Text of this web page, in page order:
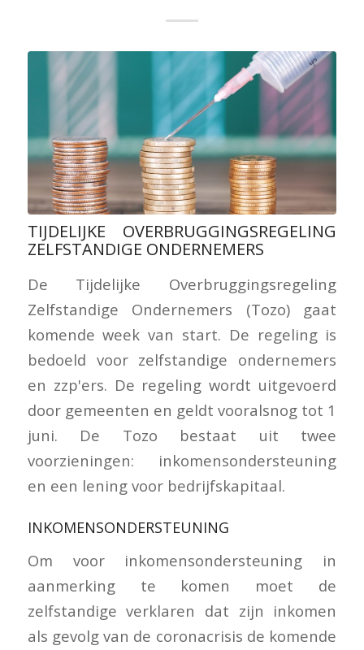
TIJDELIJKE OVERBRUGGINGSREGELING
ZELFSTANDIGE ONDERNEMERS
De Tijdelijke Overbruggingsregeling
Zelfstandige Ondernemers (Tozo) gaat
komende week van start. De regeling is
bedoeld voor zelfstandige ondernemers
en zzp'ers. De regeling wordt uitgevoerd
door gemeenten en geldt vooralsnog tot 1
juni. De Tozo bestaat uit twee
voorzieningen: inkomensondersteuning
en een lening voor bedrijfskapitaal.
INKOMENSONDERSTEUNING
Om voor inkomensondersteuning in
aanmerking te komen moet de
zelfstandige verklaren dat zijn inkomen
als gevolg van de coronacrisis de komende